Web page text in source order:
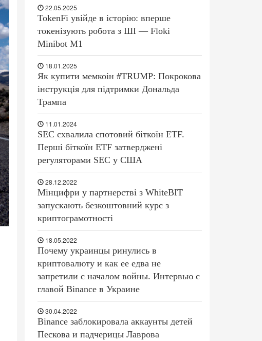
22.05.2025
TokenFi увійде в історію: вперше
токенізують робота з ШІ — Floki
Minibot M1
18.01.2025
Як купити мемкоін #TRUMP: Покрокова
інструкція для підтримки Дональда
Трампа
11.01.2024
SEC схвалила спотовий біткоїн ETF.
Перші біткоїн ETF затверджені
регуляторами SEC у США
28.12.2022
Мінцифри у партнерстві з WhiteBIT
запускають безкоштовний курс з
криптограмотності
18.05.2022
Почему украинцы ринулись в
криптовалюту и как ее едва не
запретили с началом войны. Интервью с
главой Binance в Украине
30.04.2022
Binance заблокировала аккаунты детей
Пескова и падчерицы Лаврова